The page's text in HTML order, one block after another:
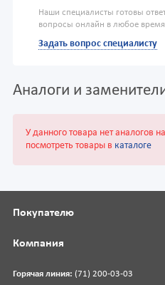
Наши специалисты готовы
вопросы онлайн в любое время
Задать вопрос специалисту
Аналоги и
У данного товара нет аналогов
посмотреть товары в каталоге
Горячая линия: (71) 200-03-03
Покупателю
Компания